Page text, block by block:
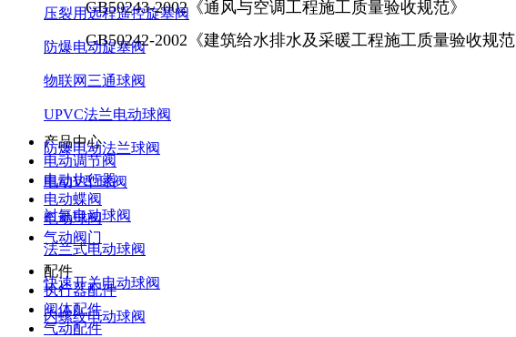
压裂用远程遥控旋塞阀
防爆电动旋塞阀
物联网三通球阀
UPVC法兰电动球阀
防爆电动法兰球阀
电动V型球阀
衬氟电动球阀
法兰式电动球阀
快速开关电动球阀
内螺纹电动球阀
GB50243-2002《通风与空调工程施工质量验收规范》
GB50242-2002《建筑给水排水及采暖工程施工质量验收规范
产品中心
电动调节阀
电动执行器
电动蝶阀
电动球阀
气动阀门
配件
执行器配件
阀体配件
气动配件